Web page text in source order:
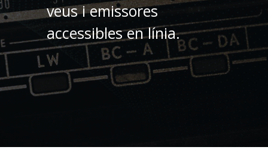
veus i emissores
accessibles en línia.